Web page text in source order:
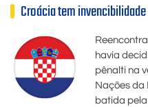
Croácia tem
havia
pênalti na
Nações da
batida pela